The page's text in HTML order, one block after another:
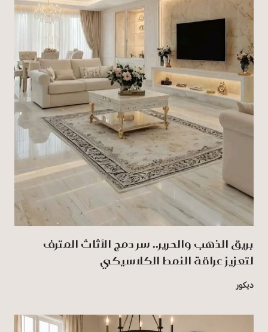
بريق الذهب والحرير.. سر دمج الأثاث المترف
لتعزيز عراقة النمط الكلاسيكي
ديكور